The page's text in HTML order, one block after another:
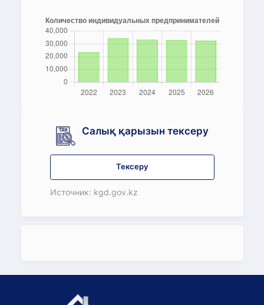
Салық қарызын тексеру
Тексеру
Источник: kgd.gov.kz